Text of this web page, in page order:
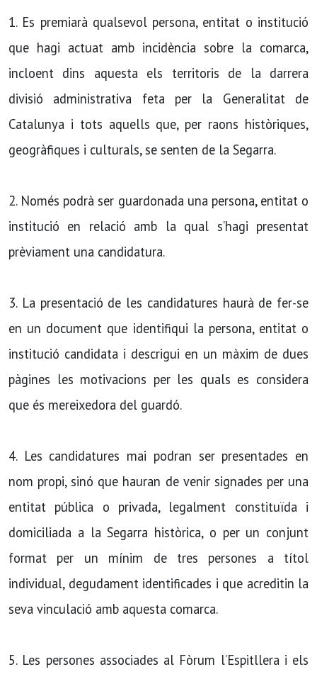
1. Es premiarà qualsevol persona, entitat o institució
que hagi actuat amb incidència sobre la comarca,
incloent dins aquesta els territoris de la darrera
divisió administrativa feta per la Generalitat de
Catalunya i tots aquells que, per raons històriques,
geogràfiques i culturals, se senten de la Segarra.
2. Només podrà ser guardonada una persona, entitat o
institució en relació amb la qual s’hagi presentat
prèviament una candidatura.
3. La presentació de les candidatures haurà de fer-se
en un document que identifiqui la persona, entitat o
institució candidata i descrigui en un màxim de dues
pàgines les motivacions per les quals es considera
que és mereixedora del guardó.
4. Les candidatures mai podran ser presentades en
nom propi, sinó que hauran de venir signades per una
entitat pública o privada, legalment constituïda i
domiciliada a la Segarra històrica, o per un conjunt
format per un mínim de tres persones a títol
individual, degudament identificades i que acreditin la
seva vinculació amb aquesta comarca.
5. Les persones associades al Fòrum l’Espitllera i els